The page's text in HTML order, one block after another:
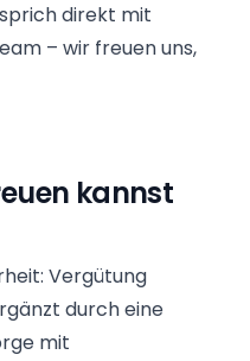
direkt mit
– wir freuen uns,
kannst
Vergütung
durch eine
mit